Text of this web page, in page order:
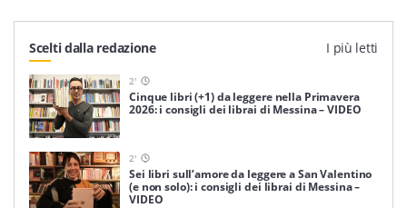
Scelti dalla redazione I più letti
2'
Cinque libri (+1) da leggere nella Primavera
2026: i consigli dei librai di Messina – VIDEO
2'
Sei libri sull’amore da leggere a San Valentino
(e non solo): i consigli dei librai di Messina –
VIDEO